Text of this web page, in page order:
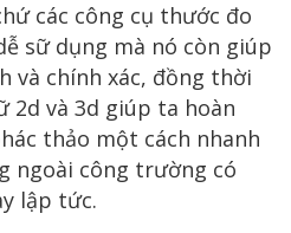
các công cụ thước đo
sữ dụng mà nó còn giúp
và chính xác, đồng thời
2d và 3d giúp ta hoàn
thảo một cách nhanh
ngoài công trường có
lập tức.